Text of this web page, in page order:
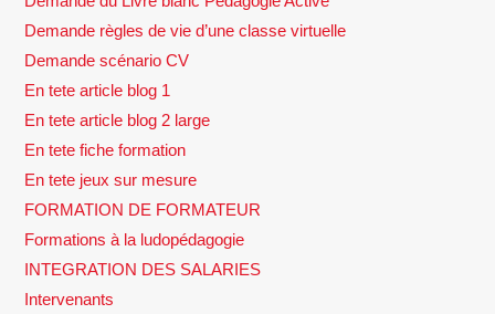
Demande règles de vie d’une classe virtuelle
Demande scénario CV
En tete article blog 1
En tete article blog 2 large
En tete fiche formation
En tete jeux sur mesure
FORMATION DE FORMATEUR
Formations à la ludopédagogie
INTEGRATION DES SALARIES
Intervenants